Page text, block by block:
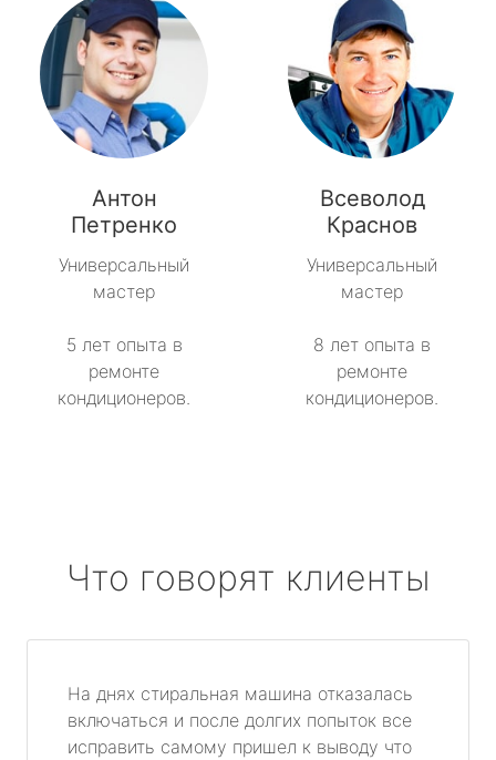
Антон
Петренко
Универсальный
мастер
5 лет опыта в
ремонте
кондиционеров.
Всеволод
Краснов
Универсальный
мастер
8 лет опыта в
ремонте
кондиционеров.
Что говорят клиенты
На днях стиральная машина отказалась
включаться и после долгих попыток все
исправить самому пришел к выводу что